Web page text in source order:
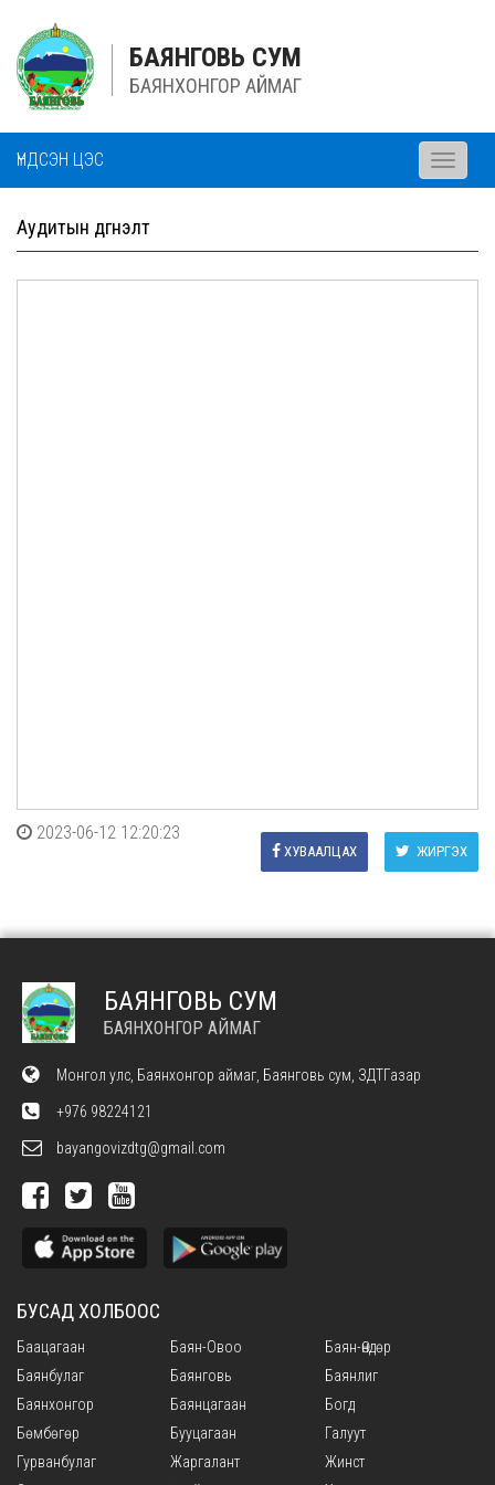
БАЯНГОВЬ СУМ
БАЯНХОНГОР АЙМАГ
ҮНДСЭН ЦЭС
Toggle
Аудитын дүгнэлт
2023-06-12 12:20:23
ЖИРГЭХ
ХУВААЛЦАХ
БАЯНГОВЬ СУМ
БАЯНХОНГОР АЙМАГ
Монгол улс, Баянхонгор аймаг, Баянговь сум, ЗДТГазар
+976 98224121
bayangovizdtg@gmail.com
БУСАД ХОЛБООС
Баацагаан Баян-Овоо
Баян-Өндөр
Баянбулаг
Баянговь
Баянлиг
Баянхонгор
Баянцагаан
Богд
Бөмбөгөр
Бууцагаан
Галуут
Гурванбулаг
Жаргалант
Жинст